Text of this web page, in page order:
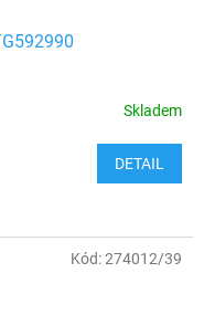
Skladem
DETAIL
Kód:274012/39